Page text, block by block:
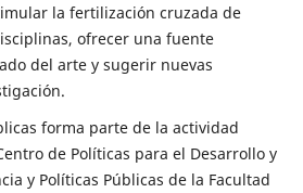
la fertilización cruzada de
ofrecer una fuente
del arte y sugerir nuevas
forma parte de la actividad
de Políticas para el Desarrollo y
y Políticas Públicas de la Facultad